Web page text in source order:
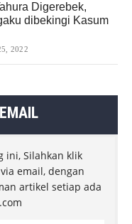
Digerebek,
dibekingi Kasum
2022
ini, Silahkan klik
email, dengan
artikel setiap ada